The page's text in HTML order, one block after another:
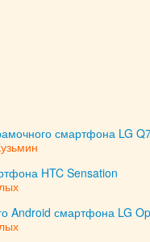
смартфона LG
HTC Sensation
Android смартфона LG